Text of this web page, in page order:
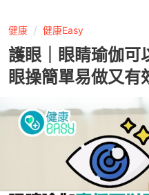
健康 健康Easy
護眼｜眼睛瑜伽可
眼操簡單易做又有